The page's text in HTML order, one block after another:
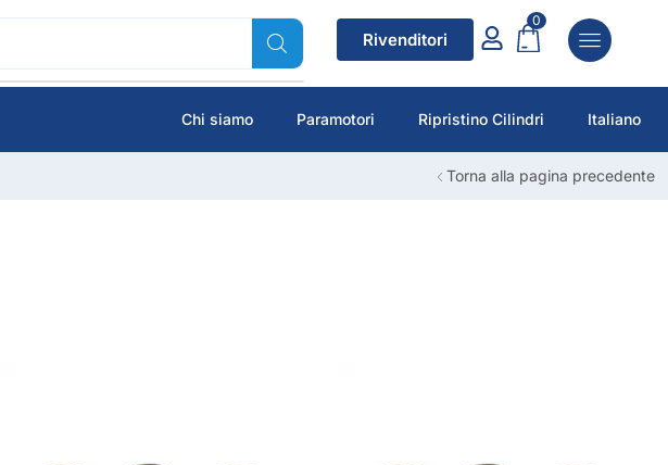
Rivenditori
0
Chi siamo Paramotori Ripristino Cilindri Italiano
Torna alla pagina precedente